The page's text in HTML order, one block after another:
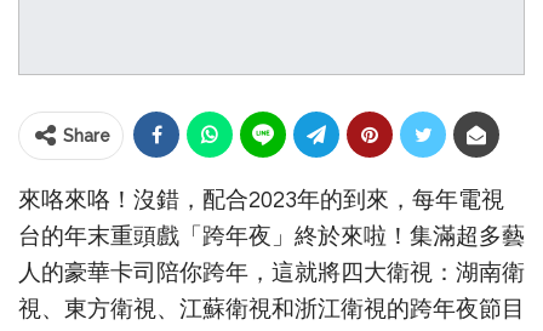
Share
來咯來咯！沒錯，配合2023年的到來，每年電視
台的年末重頭戲「跨年夜」終於來啦！集滿超多藝
人的豪華卡司陪你跨年，這就將四大衛視：湖南衛
視、東方衛視、江蘇衛視和浙江衛視的跨年夜節目